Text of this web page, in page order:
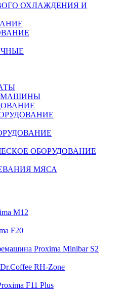
ОХЛАЖДЕНИЯ И
МАШИНЫ
ОБОРУДОВАНИЕ
МЯСА
M12
F20
Proxima Minibar S2
RH-Zone
F11 Plus